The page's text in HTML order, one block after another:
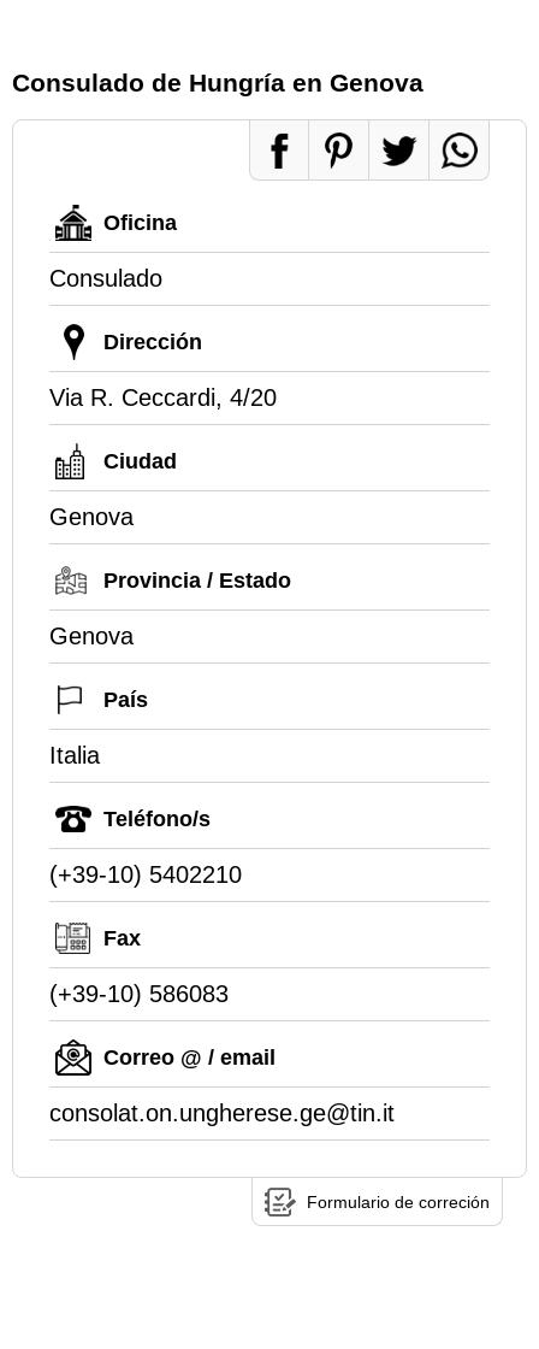
Consulado de Hungría en Genova
Oficina
Consulado
Dirección
Via R. Ceccardi, 4/20
Ciudad
Genova
Provincia / Estado
Genova
País
Italia
Teléfono/s
(+39-10) 5402210
Fax
(+39-10) 586083
Correo @ / email
consolat.on.ungherese.ge@tin.it
Formulario de correción